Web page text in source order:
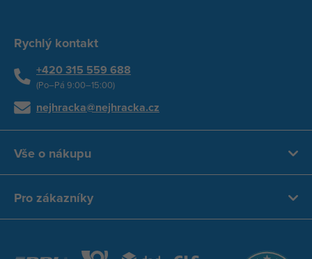
Rychlý kontakt
+420 315 559 688
(Po–Pá 9:00–15:00)
nejhracka@nejhracka.cz
Vše o nákupu
Pro zákazníky